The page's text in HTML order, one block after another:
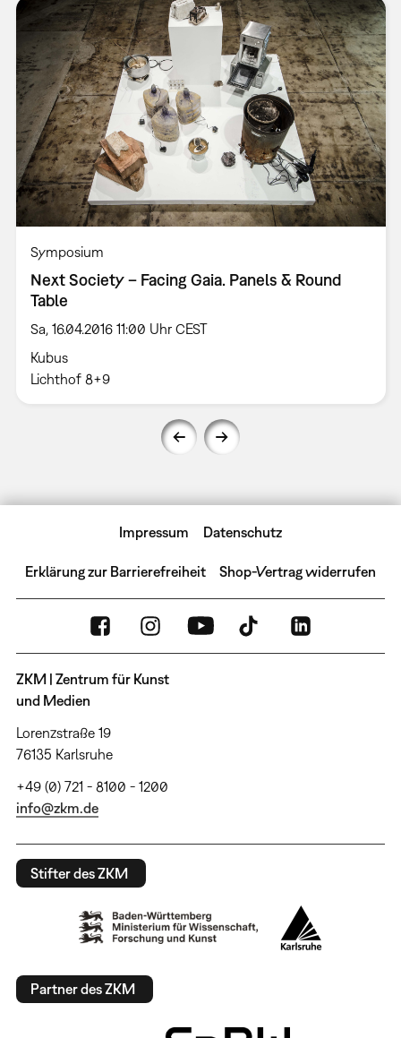
Symposium
Next Society – Facing Gaia. Panels & Round
Table
Sa, 16.04.2016 11:00 Uhr CEST
Kubus
Lichthof 8+9
Impressum Datenschutz
Erklärung zur Barrierefreiheit Shop-Vertrag widerrufen
ZKM | Zentrum für Kunst
und Medien
Lorenzstraße 19
76135 Karlsruhe
+49 (0) 721 - 8100 - 1200
info@zkm.de
Stifter des ZKM
Partner des ZKM